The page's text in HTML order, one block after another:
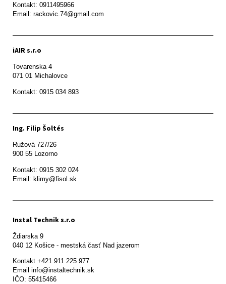
Kontakt: 0911495966
Email: rackovic.74@gmail.com
iAIR s.r.o
Tovarenska 4
071 01 Michalovce
Ing. Filip Šoltés
Ružová 727/26
900 55 Lozorno
Kontakt: 0915 302 024
Email: klimy@fisol.sk
Instal Technik s.r.o
Ždiarska 9
Kontakt +421 911 225 977
Email info@instaltechnik.sk
IČO: 55415466